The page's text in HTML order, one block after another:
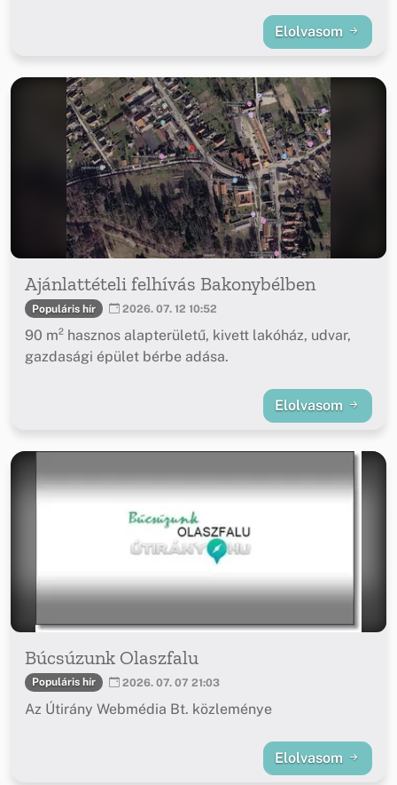
Elolvasom
Ajánlattételi felhívás Bakonybélben
Populáris hír 2026. 07. 12 10:52
90 m² hasznos alapterületű, kivett lakóház, udvar,
gazdasági épület bérbe adása.
Elolvasom
Búcsúzunk Olaszfalu
Populáris hír 2026. 07. 07 21:03
Az Útirány Webmédia Bt. közleménye
Elolvasom